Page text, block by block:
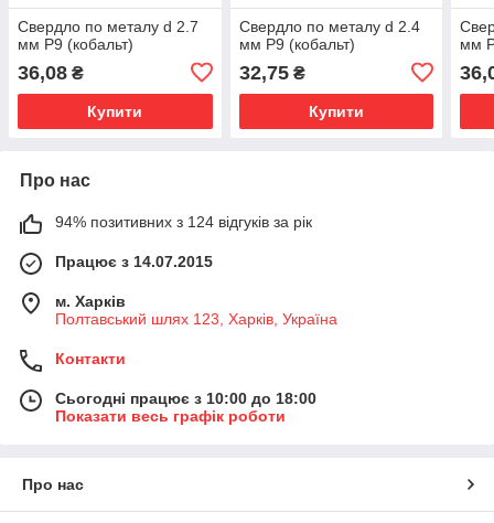
Свердло по металу d 2.7
мм Р9 (кобальт)
36,08 ₴
Купити
Свердло по металу d 2.4
мм Р9 (кобальт)
32,75₴
Купити
мм
Про нас
94% позитивних з 124 відгуків за рік
Працює з 14.07.2015
м. Харків
Полтавський шлях 123, Харків, Україна
Контакти
Сьогодні працює з 10:00 до 18:00
Показати весь графік роботи
Про нас